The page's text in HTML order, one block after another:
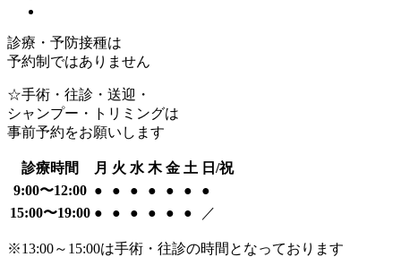
診療・予防接種は
予約制ではありません
☆手術・往診・送迎・
シャンプー・トリミングは
事前予約をお願いします
診療時間 月 火 水 木 金 土 日/祝
9:00〜12:00 ● ● ● ● ● ●
●
15:00〜19:00 ● ● ● ● ● ● ／
※13:00～15:00は手術・往診の時間となっております